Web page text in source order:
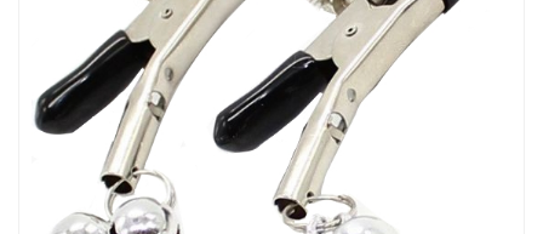
Беспроцентная рассрочка